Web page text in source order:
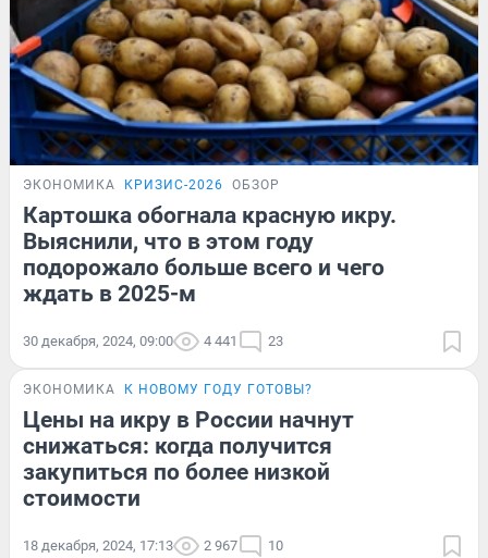
ЭКОНОМИКА КРИЗИС-2026 ОБЗОР
Картошка обогнала красную икру.
Выяснили, что в этом году
подорожало больше всего и чего
ждать в 2025-м
30 декабря, 2024, 09:00 4 441 23
ЭКОНОМИКА К НОВОМУ ГОДУ ГОТОВЫ?
Цены на икру в России начнут
снижаться: когда получится
закупиться по более низкой
стоимости
18 декабря, 2024, 17:13 2 967 10